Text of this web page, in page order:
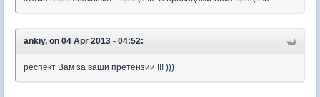
ankiy, on 04 Apr 2013 - 04:52:
респект Вам за ваши претензии !!! )))